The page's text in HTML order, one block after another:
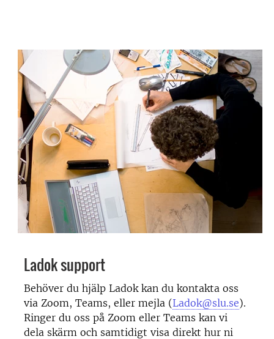
Ladok support
Behöver du hjälp Ladok kan du kontakta oss
via Zoom, Teams, eller mejla (Ladok@slu.se).
Ringer du oss på Zoom eller Teams kan vi
dela skärm och samtidigt visa direkt hur ni